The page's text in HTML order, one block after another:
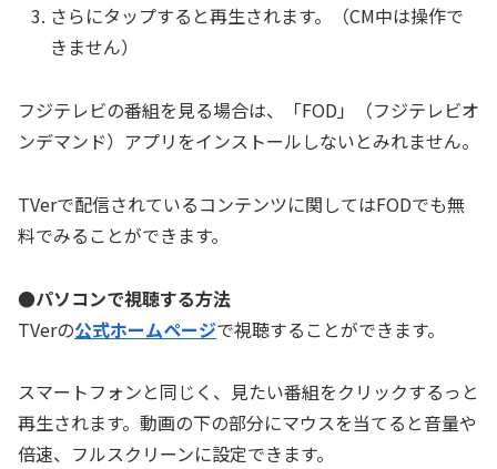
さらにタップすると再生されます。（CM中は操作で
きません）
フジテレビの番組を見る場合は、「FOD」（フジテレビオ
ンデマンド）アプリをインストールしないとみれません。
TVerで配信されているコンテンツに関してはFODでも無
料でみることができます。
●パソコンで視聴する方法
TVerの公式ホームページで視聴することができます。
スマートフォンと同じく、見たい番組をクリックするっと
再生されます。動画の下の部分にマウスを当てると音量や
倍速、フルスクリーンに設定できます。